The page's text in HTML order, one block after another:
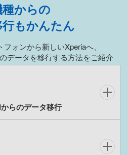
からの
もかんたん
ォンから新しいXperiaへ、
データを移行する方法をご紹介
らのデータ移行